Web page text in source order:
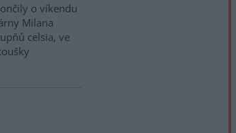
o víkendu
Milana
celsia, ve